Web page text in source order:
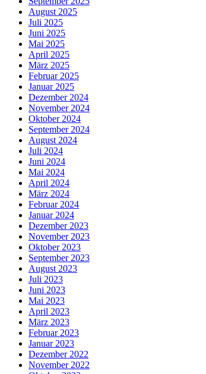
August 2025
Juli 2025
Juni 2025
Mai 2025
April 2025
März 2025
Februar 2025
Januar 2025
Dezember 2024
November 2024
Oktober 2024
September 2024
August 2024
Juli 2024
Juni 2024
Mai 2024
April 2024
März 2024
Februar 2024
Januar 2024
Dezember 2023
November 2023
Oktober 2023
September 2023
August 2023
Juli 2023
Juni 2023
Mai 2023
April 2023
März 2023
Februar 2023
Januar 2023
Dezember 2022
November 2022